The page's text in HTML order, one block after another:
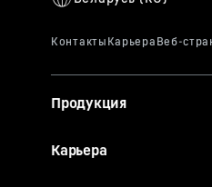
Продукция
Карьера